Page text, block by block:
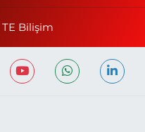
TE Bilişim